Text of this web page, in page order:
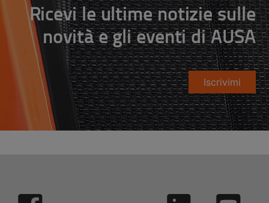
Ricevi le ultime notizie sulle
novità e gli eventi di AUSA
Iscrivimi